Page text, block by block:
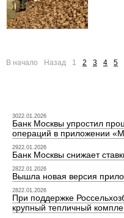
В начало Назад 1 2 3 4 5
3022.01.2026
Банк Москвы упростил
операций в приложении
2922.01.2026
Банк Москвы снижает
2822.01.2026
Вышла новая версия
2822.01.2026
При поддержке
крупный тепличный